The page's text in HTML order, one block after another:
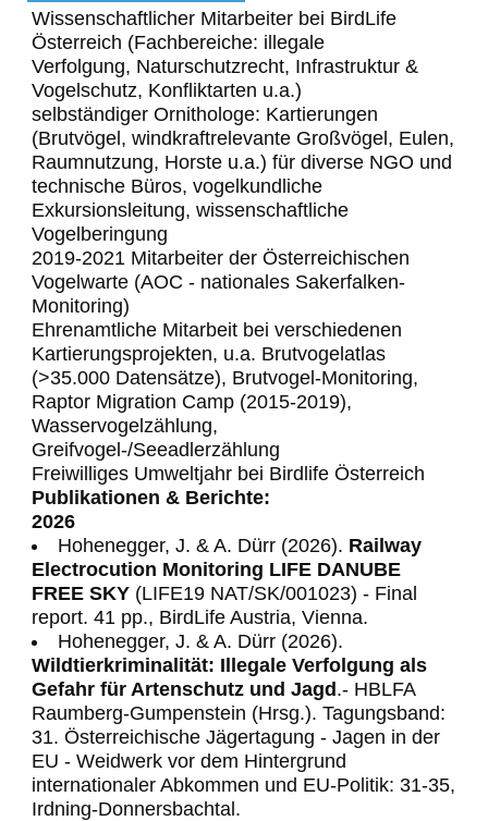
Wissenschaftlicher Mitarbeiter bei BirdLife
Österreich (Fachbereiche: illegale
Verfolgung, Naturschutzrecht, Infrastruktur &
Vogelschutz, Konfliktarten u.a.)
selbständiger Ornithologe: Kartierungen
(Brutvögel, windkraftrelevante Großvögel, Eulen,
Raumnutzung, Horste u.a.) für diverse NGO und
technische Büros, vogelkundliche
Exkursionsleitung, wissenschaftliche
Vogelberingung
2019-2021 Mitarbeiter der Österreichischen
Vogelwarte (AOC - nationales Sakerfalken-
Monitoring)
Ehrenamtliche Mitarbeit bei verschiedenen
Kartierungsprojekten, u.a. Brutvogelatlas
(>35.000 Datensätze), Brutvogel-Monitoring,
Raptor Migration Camp (2015-2019),
Wasservogelzählung,
Greifvogel-/Seeadlerzählung
Freiwilliges Umweltjahr bei Birdlife Österreich
Publikationen & Berichte:
2026
Hohenegger, J. & A. Dürr (2026). Railway
Electrocution Monitoring LIFE DANUBE
FREE SKY (LIFE19 NAT/SK/001023) - Final
report. 41 pp., BirdLife Austria, Vienna.
Hohenegger, J. & A. Dürr (2026).
Wildtierkriminalität: Illegale Verfolgung als
Gefahr für Artenschutz und Jagd.- HBLFA
Raumberg-Gumpenstein (Hrsg.). Tagungsband:
31. Österreichische Jägertagung - Jagen in der
EU - Weidwerk vor dem Hintergrund
internationaler Abkommen und EU-Politik: 31-35,
Irdning-Donnersbachtal.